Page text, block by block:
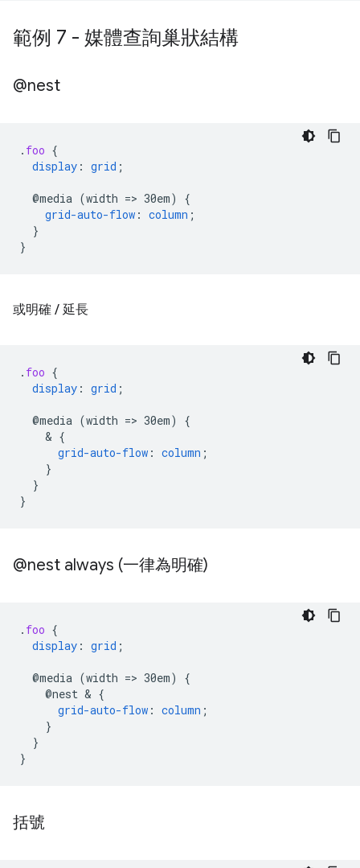
範例 7 - 媒體查詢巢狀結構
@nest
. foo {
display : grid ;
@media (width => 30em)
{
grid-auto-flow : column ;
}
}
或明確 / 延長
. foo {
display : grid ;
@media (width => 30em)
{
    &
{
grid-auto-flow : column ;
}
}
}
@nest always (一律為明確)
. foo {
display : grid ;
@media (width => 30em)
{
@nest & {
grid-auto-flow : column ;
}
}
}
括號